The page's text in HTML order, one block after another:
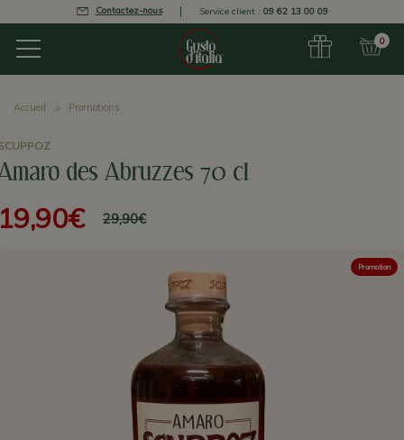
Contactez-nous Service client : 09 62 13 00 09
0
Accueil Promotions
des Abruzzes 70 cl
29,90€
Promotion